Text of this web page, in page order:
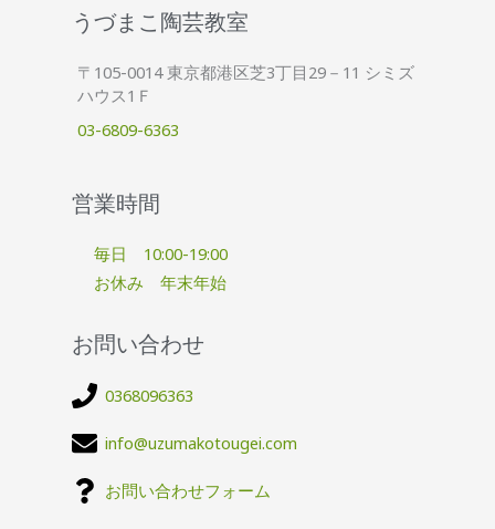
うづまこ陶芸教室
〒105-0014 東京都港区芝3丁目29－11 シミズ
ハウス1Ｆ
03-6809-6363
営業時間
毎日 10:00-19:00
お休み 年末年始
お問い合わせ
0368096363
info@uzumakotougei.com
お問い合わせフォーム